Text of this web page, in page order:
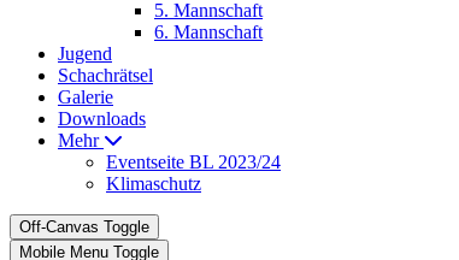
5. Mannschaft
6. Mannschaft
Jugend
Schachrätsel
Galerie
Downloads
Mehr
Eventseite BL 2023/24
Klimaschutz
Off-Canvas Toggle
Mobile Menu Toggle